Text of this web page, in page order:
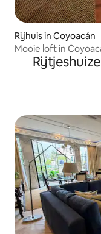
Rijhuis in Coyoacán
Mooie loft in
Kahlo.